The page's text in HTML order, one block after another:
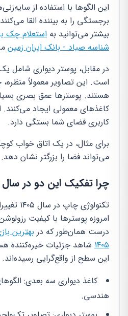
این الگوها با استفاده از
برجستگی را به بیننده القا
بیشتر می‌توانید به استعلام چک
شناسه صیاد - بانک ایران زمین
در مقابل، پوستر دیواری شامل
است. این تصاویر معمولاً
هستند. پوسترها عمق بصری
کاغذهای معمولی ایجاد می‌کنند.
کاربری فضای شما بستگی دارد.
برای مثال، در یک اتاق خواب
می‌تواند فضا را بزرگتر نشان دهد.
چرا تفکیک این دو در سال ۱۴۰۵ اهمیت دارد؟
امروزه پوسترها با کیفیت
درست همان‌طور که در
۱۴۰۵ شاهد جزئیات خیره‌کننده
این سطح از واقع‌گرایی رسیده‌اند.
کاغذ دیواری سه بعدی:
هندسی.